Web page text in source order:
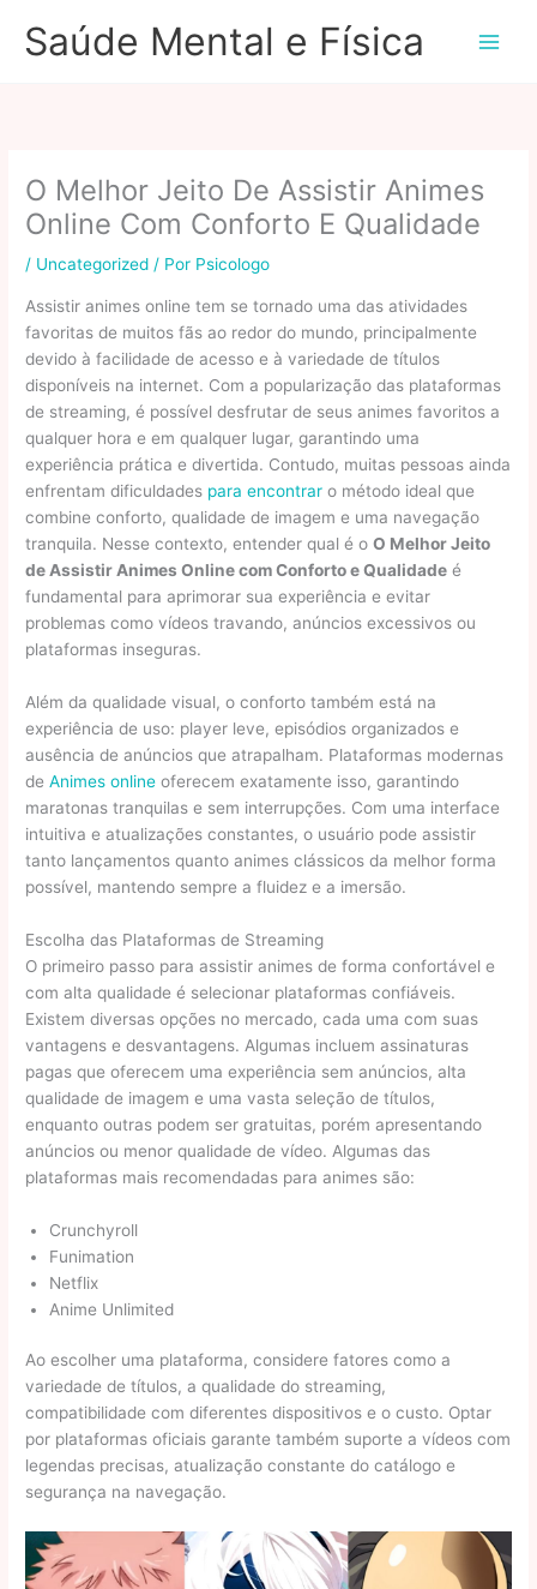
paraSaúde Mental e Física
O Melhor Jeito De Assistir Animes
Online Com Conforto E Qualidade
/ Uncategorized / Por Psicologo
Assistir animes online tem se tornado uma das atividades
favoritas de muitos fãs ao redor do mundo, principalmente
devido à facilidade de acesso e à variedade de títulos
disponíveis na internet. Com a popularização das plataformas
de streaming, é possível desfrutar de seus animes favoritos a
qualquer hora e em qualquer lugar, garantindo uma
experiência prática e divertida. Contudo, muitas pessoas ainda
enfrentam dificuldades para encontrar o método ideal que
combine conforto, qualidade de imagem e uma navegação
tranquila. Nesse contexto, entender qual é oO Melhor Jeito
de Assistir Animes Online com Conforto e Qualidade é
fundamental para aprimorar sua experiência e evitar
problemas como vídeos travando, anúncios excessivos ou
plataformas inseguras.
Além da qualidade visual, o conforto também está na
experiência de uso: player leve, episódios organizados e
ausência de anúncios que atrapalham. Plataformas modernas
deAnimes online oferecem exatamente isso, garantindo
maratonas tranquilas e sem interrupções. Com uma interface
intuitiva e atualizações constantes, o usuário pode assistir
tanto lançamentos quanto animes clássicos da melhor forma
possível, mantendo sempre a fluidez e a imersão.
Escolha das Plataformas de Streaming
O primeiro passo para assistir animes de forma confortável e
com alta qualidade é selecionar plataformas confiáveis.
Existem diversas opções no mercado, cada uma com suas
vantagens e desvantagens. Algumas incluem assinaturas
pagas que oferecem uma experiência sem anúncios, alta
qualidade de imagem e uma vasta seleção de títulos,
enquanto outras podem ser gratuitas, porém apresentando
anúncios ou menor qualidade de vídeo. Algumas das
plataformas mais recomendadas para animes são:
Crunchyroll
Funimation
Netflix
Anime Unlimited
Ao escolher uma plataforma, considere fatores como a
variedade de títulos, a qualidade do streaming,
compatibilidade com diferentes dispositivos e o custo. Optar
por plataformas oficiais garante também suporte a vídeos com
legendas precisas, atualização constante do catálogo e
segurança na navegação.